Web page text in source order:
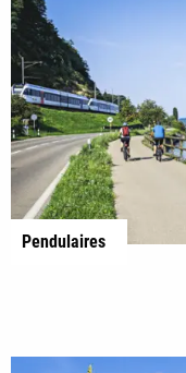
Pendulaires